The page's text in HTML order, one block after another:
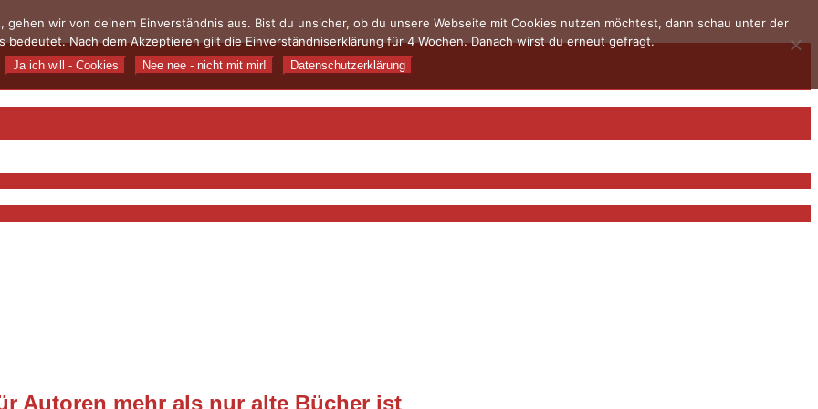
Autoren mehr als nur alte Bücher ist
wir von deinem Einverständnis aus. Bist du unsicher, ob du unsere Webseite mit Cookies nutzen möchtest, dann schau unter der
bedeutet. Nach dem Akzeptieren gilt die Einverständniserklärung für 4 Wochen. Danach wirst du erneut gefragt.
Ja ich will - Cookies Nee nee - nicht mit mir! Datenschutzerklärung